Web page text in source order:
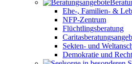
Ehe-, Familien- &
NFP-Zentrum
Flüchtlingsberatung
Sekten- und
Demokratie und